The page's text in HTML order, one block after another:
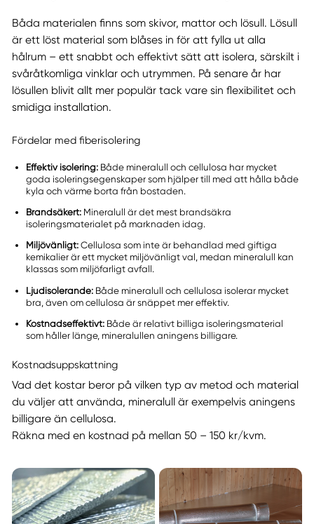
Båda materialen finns som skivor, mattor och lösull. Lösull
är ett löst material som blåses in för att fylla ut alla
hålrum – ett snabbt och effektivt sätt att isolera, särskilt i
svåråtkomliga vinklar och utrymmen. På senare år har
lösullen blivit allt mer populär tack vare sin flexibilitet och
smidiga installation.
Fördelar med fiberisolering
Effektiv isolering: Både mineralull och cellulosa har mycket
goda isoleringsegenskaper som hjälper till med att hålla både
kyla och värme borta från bostaden.
Brandsäkert:Mineralull är det mest brandsäkra
isoleringsmaterialet på marknaden idag.
Miljövänligt:Cellulosa som inte är behandlad med giftiga
kemikalier är ett mycket miljövänligt val, medan mineralull kan
klassas som miljöfarligt avfall.
Ljudisolerande: Både mineralull och cellulosa isolerar mycket
bra, även om cellulosa är snäppet mer effektiv.
Kostnadseffektivt: Både är relativt billiga isoleringsmaterial
som håller länge, mineralullen aningens billigare.
Kostnadsuppskattning
Vad det kostar beror på vilken typ av metod och material
du väljer att använda, mineralull är exempelvis aningens
billigare än cellulosa.
Räkna med en kostnad på mellan 50 – 150 kr/kvm.